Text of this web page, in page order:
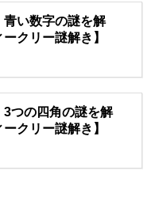
青い数字の謎を解
クリー謎解き】
3つの四角の謎を解
クリー謎解き】